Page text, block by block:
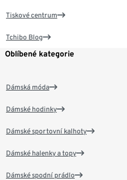
Tiskové centrum
Tchibo Blog
Oblíbené kategorie
Dámská móda
Dámské hodinky
Dámské sportovní kalhoty
Dámské halenky a topy
Dámské spodní prádlo